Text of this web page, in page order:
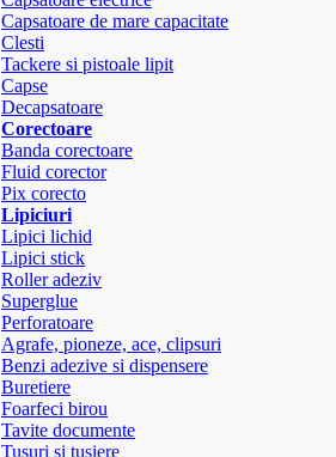
Capsatoare de mare capacitate
Clesti
Tackere si pistoale lipit
Capse
Decapsatoare
Corectoare
Banda corectoare
Fluid corector
Pix corecto
Lipiciuri
Lipici lichid
Lipici stick
Roller adeziv
Superglue
Perforatoare
Agrafe, pioneze, ace, clipsuri
Benzi adezive si dispensere
Buretiere
Foarfeci birou
Tavite documente
Tusuri si tusiere